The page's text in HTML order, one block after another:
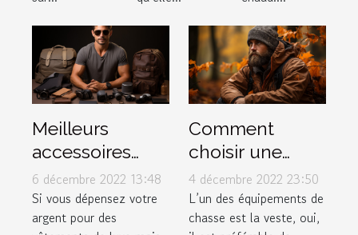
Meilleurs
accessoires
pour hommes
6 décembre 2022 13:48
Si vous dépensez votre
argent pour des
Comment
choisir une
veste de chasse
?
4 décembre 2022 23:50
L’un des équipements de
chasse est la veste, oui,